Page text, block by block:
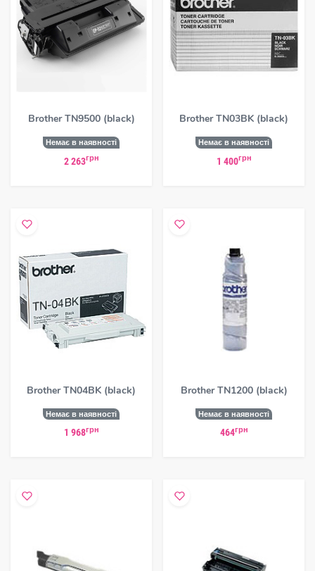
Brother TN9500 (black)
Немає в наявності
2 263грн
Brother TN03BK (black)
Немає в наявності
1 400грн
Brother TN04BK (black)
Немає в наявності
1 968грн
Brother TN1200 (black)
Немає в наявності
464грн